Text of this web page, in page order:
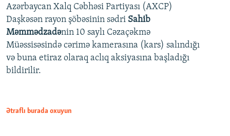
Auto 240p 360p
720p 1080p
360p
720p
1080p
Azərbaycan Xalq Cəbhəsi Partiyası (AXCP)
Daşkəsən rayon şöbəsinin sədri Sahib
Məmmədzadənin 10 saylı Cəzaçəkmə
Müəssisəsində cərimə kamerasına (kars) salındığı
və buna etiraz olaraq aclıq aksiyasına başladığı
bildirilir.
Ətraflı burada oxuyun